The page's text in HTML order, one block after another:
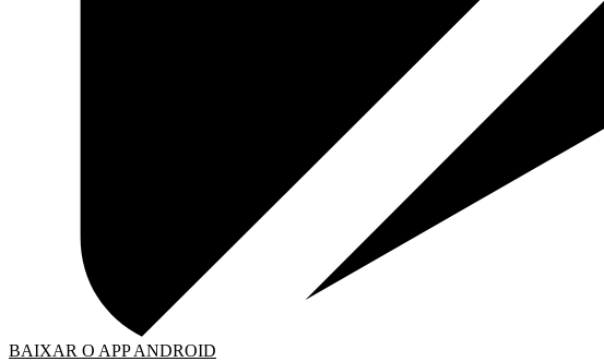
BAIXAR O APP ANDROID